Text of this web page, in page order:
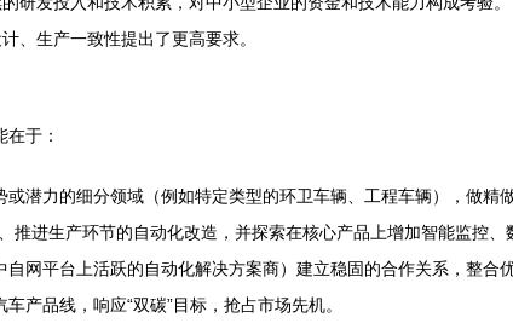
、生产一致性提出了更高要求。
于：
潜力的细分领域（例如特定类型的环卫车辆、工程车辆），做精
推进生产环节的自动化改造，并探索在核心产品上增加智能监控、
网平台上活跃的自动化解决方案商）建立稳固的合作关系，整合
产品线，响应“双碳”目标，抢占市场先机。